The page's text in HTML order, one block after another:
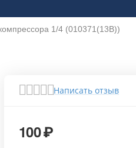
1/4 (010371(13B))
Написать отзыв
100₽